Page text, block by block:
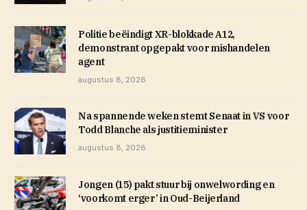
Politie beëindigt XR-blokkade A12,
demonstrant opgepakt voor mishandelen
agent
augustus 8, 2026
Na spannende weken stemt Senaat in VS voor
Todd Blanche als justitieminister
augustus 8, 2026
Jongen (15) pakt stuur bij onwelwording en
‘voorkomt erger’ in Oud-Beijerland